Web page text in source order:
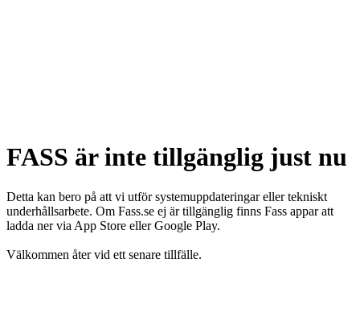
FASS är inte tillgänglig just nu
Detta kan bero på att vi utför systemuppdateringar eller tekniskt
underhållsarbete. Om Fass.se ej är tillgänglig finns Fass appar att
ladda ner via App Store eller Google Play.
Välkommen åter vid ett senare tillfälle.